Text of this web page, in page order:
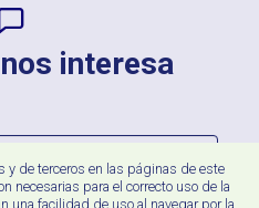
interesa
y de terceros en las páginas de este
necesarias para el correcto uso de la
una facilidad de uso al navegar por la